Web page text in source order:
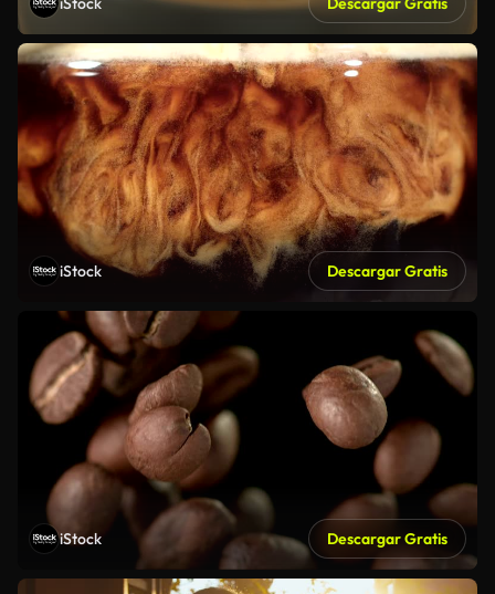
iStock Descargar Gratis
iStock Descargar Gratis